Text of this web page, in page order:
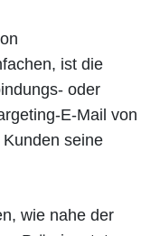
ist die
oder
E-Mail von
seine
wie nahe der